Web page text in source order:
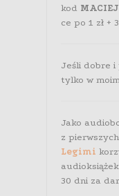
kod
ce po 1 zł +
Jeśli dobre i
tylko w
Jako
z
Legimi
30 dni za